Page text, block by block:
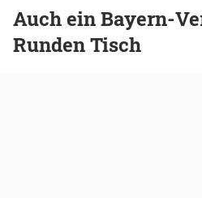
Auch ein Bayern-
Runden Tisch